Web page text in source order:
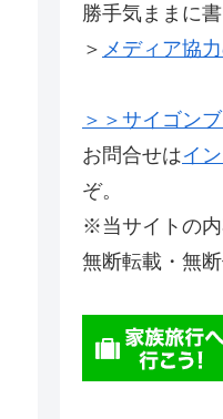
勝手気ままに
＞ メディア協
＞＞サイゴン
お問合せはイ
ぞ。
※当サイトの
無断転載・無